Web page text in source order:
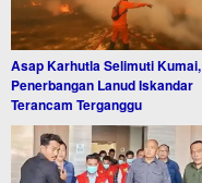
Asap Karhutla Selimuti Kumai,
Penerbangan Lanud Iskandar
Terancam Terganggu